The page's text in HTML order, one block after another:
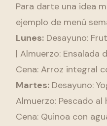
Para darte una idea
ejemplo de menú
Lunes: Desayuno:
| Almuerzo: Ensalada
Cena: Arroz integral
Martes: Desayuno:
Almuerzo: Pescado
Cena: Quinoa con